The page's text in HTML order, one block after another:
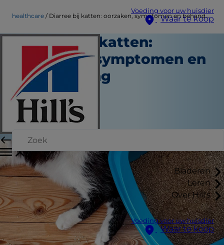
Voeding voor uw huisdier
Waar te koop
Bladeren
Leren
Over Hill's
Voeding voor uw huisdier
Waar te koop
healthcare Diarree bij katten: oorzaken, symptomen en behandeling
Diarree bij katten:
oorzaken, symptomen en
behandeling
Gezondheidszorg
Dokter Patty Khuly
16 januari 2026